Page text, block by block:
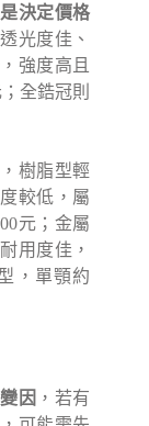
決定價格
光度佳、
強度高且
全鋯冠則
樹脂型輕
較低，屬
元；金屬
用度佳，
，單顎約
因 ，若有